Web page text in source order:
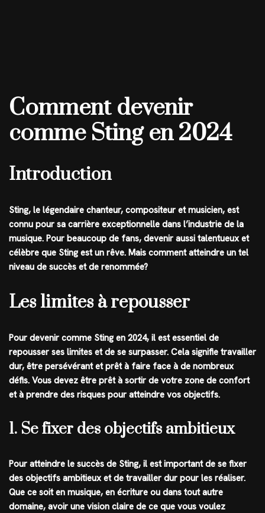
Comment devenir
comme Sting en 2024
Introduction
Sting, le légendaire chanteur, compositeur et musicien, est
connu pour sa carrière exceptionnelle dans l’industrie de la
musique. Pour beaucoup de fans, devenir aussi talentueux et
célèbre que Sting est un rêve. Mais comment atteindre un tel
niveau de succès et de renommée?
Les limites à repousser
Pour devenir comme Sting en 2024, il est essentiel de
repousser ses limites et de se surpasser. Cela signifie travailler
dur, être persévérant et prêt à faire face à de nombreux
défis. Vous devez être prêt à sortir de votre zone de confort
et à prendre des risques pour atteindre vos objectifs.
1. Se fixer des objectifs ambitieux
Pour atteindre le succès de Sting, il est important de se fixer
des objectifs ambitieux et de travailler dur pour les réaliser.
Que ce soit en musique, en écriture ou dans tout autre
domaine, avoir une vision claire de ce que vous voulez